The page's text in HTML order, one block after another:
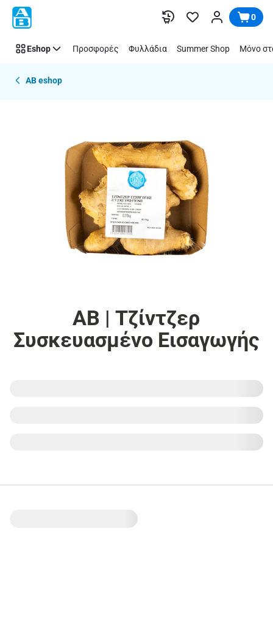
Παράλειψη 0
Eshop Προσφορές Φυλλάδια Summer Shop Μόνο
AB eshop
ΑΒ | Τζίντζερ
Συσκευασμένο Εισαγωγής